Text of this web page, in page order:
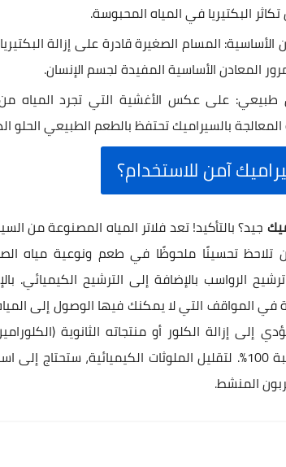
البكتيريا في المياه المحبوسة.
الأساسية: المسام الصغيرة قادرة على إزالة
المعادن الأساسية المفيدة لجسم الإنسان.
على عكس الأغشية التي تجرد المياه
المعالجة بالسيراميك تحتفظ بالطعم الطبيعي الحلو
آمن للاستخدام؟
جيد؟ بالتأكيد! تعد فلاتر المياه المصنوعة من
تلاحظ تحسينًا ملحوظًا في طعم ونوعية مياه
الرواسب بالإضافة إلى الترشيح الكيميائي.
في المواقف التي لا يمكنك فيها الوصول إلى
إلى إزالة الكلور أو منتجاته الثانوية
المنشط.